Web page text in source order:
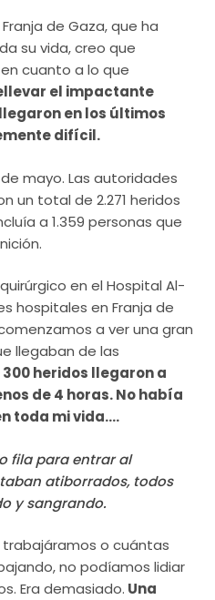
de Gaza, que ha
su vida, creo que
cuanto a lo que
el impactante
en los últimos
difícil.
mayo. Las autoridades
un total de 2.271 heridos
a 1.359 personas que
en el Hospital Al-
hospitales en Franja de
a ver una gran
llegaban de las
300 heridos llegaron a
de 4 horas. No había
toda mi vida….
fila para entrar al
atiborrados, todos
y sangrando.
o cuántas
no podíamos lidiar
Era demasiado. Una